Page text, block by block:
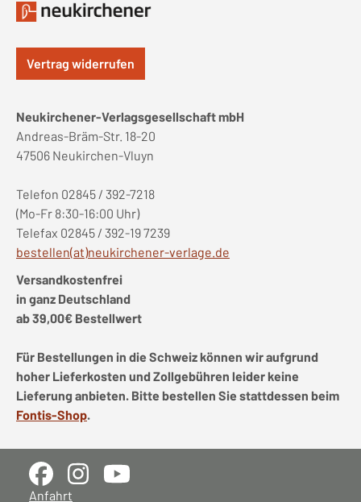
Vertrag widerrufen
Neukirchener-Verlagsgesellschaft mbH
Andreas-Bräm-Str. 18-20
47506 Neukirchen-Vluyn
Telefon 02845 / 392-7218
(Mo-Fr 8:30-16:00 Uhr)
Telefax 02845 / 392-19 7239
bestellen(at)neukirchener-verlage.de
Versandkostenfrei
in ganz Deutschland
ab 39,00€ Bestellwert
Für Bestellungen in die Schweiz können wir aufgrund
hoher Lieferkosten und Zollgebühren leider keine
Lieferung anbieten. Bitte bestellen Sie stattdessen beim
Fontis-Shop.
Anfahrt